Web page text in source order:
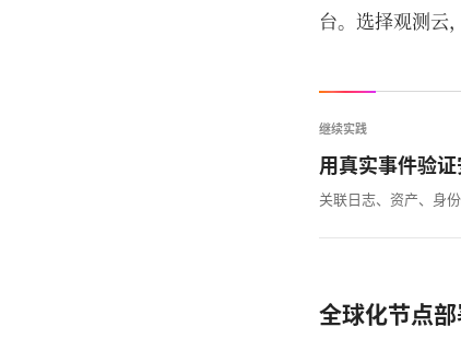
台。选择观测云
继续实践
用真实事件验
关联日志、资产、身
全球化节点